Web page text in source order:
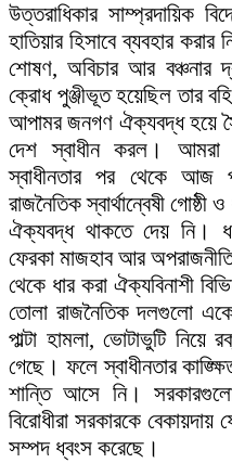
উত্তরাধিকার সাম্প্রদায়িক
হাতিয়ার হিসাবে ব্যবহার
শোষণ, অবিচার আর বঞ্চনার
ক্রোধ পুঞ্জীভূত হয়েছিল তার
আপামর জনগণ ঐক্যবদ্ধ হয়ে
দেশ স্বাধীন করল। আমরা
স্বাধীনতার পর থেকে আজ
রাজনৈতিক স্বার্থান্বেষী
ঐক্যবদ্ধ থাকতে দেয় নি।
ফেরকা মাজহাব আর
থেকে ধার করা ঐক্যবিনাশী
তোলা রাজনৈতিক দলগুলো একে
পাল্টা হামলা, ভোটাভুটি
গেছে। ফলে স্বাধীনতার
শান্তি আসে নি।
বিরোধীরা সরকারকে বেকায়দায়
সম্পদ ধ্বংস করেছে।